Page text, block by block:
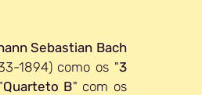
Sebastian Bach
1894) como os "3
Quarteto B